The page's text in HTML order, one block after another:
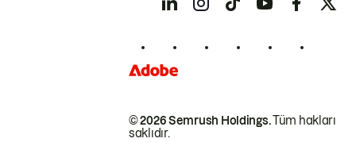
© 2026 Semrush Holdings.Tüm hakları
saklıdır.